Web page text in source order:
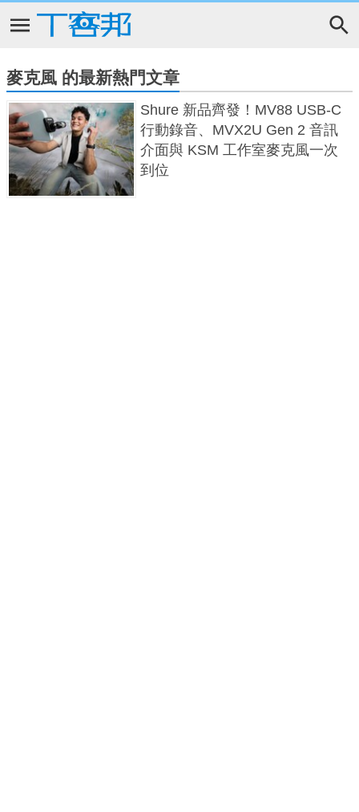
麥克風 的最新熱門文章
Shure 新品齊發！MV88 USB-C
行動錄音、MVX2U Gen 2 音訊
介面與 KSM 工作室麥克風一次
到位